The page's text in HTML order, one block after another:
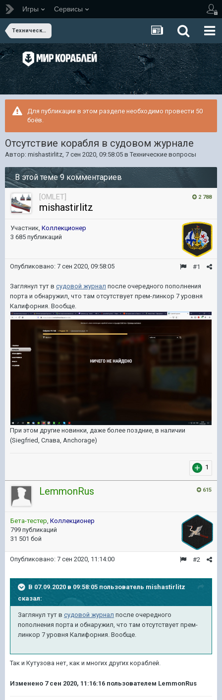
Игры Сервисы
Технические вопросы
Для публикации в этом разделе необходимо провести 50
боёв.
Отсутствие корабля в судовом журнале
Автор: mishastirlitz, 7 сен 2020, 09:58:05 в Технические вопросы
В этой теме 9 комментариев
2 788
[OMLET]
mishastirlitz
Участник, Коллекционер
3 685 публикаций
#1
Опубликовано: 7 сен 2020, 09:58:05
Заглянул тут в судовой журнал после очередного пополнения
порта и обнаружил, что там отсутствует прем-линкор 7 уровня
Калифорния. Вообще.
При этом другие новинки, даже более поздние, в наличии
(Siegfried, Слава, Anchorage)
1
615
LemmonRus
Бета-тестер, Коллекционер
799 публикаций
31 501 бой
#2
Опубликовано: 7 сен 2020, 11:14:00
В 07.09.2020 в 09:58:05 пользователь mishastirlitz
сказал:
Заглянул тут в судовой журнал после очередного
пополнения порта и обнаружил, что там отсутствует прем-
линкор 7 уровня Калифорния. Вообще.
Так и Кутузова нет, как и многих других кораблей.
Изменено 7 сен 2020, 11:16:16 пользователем LemmonRus